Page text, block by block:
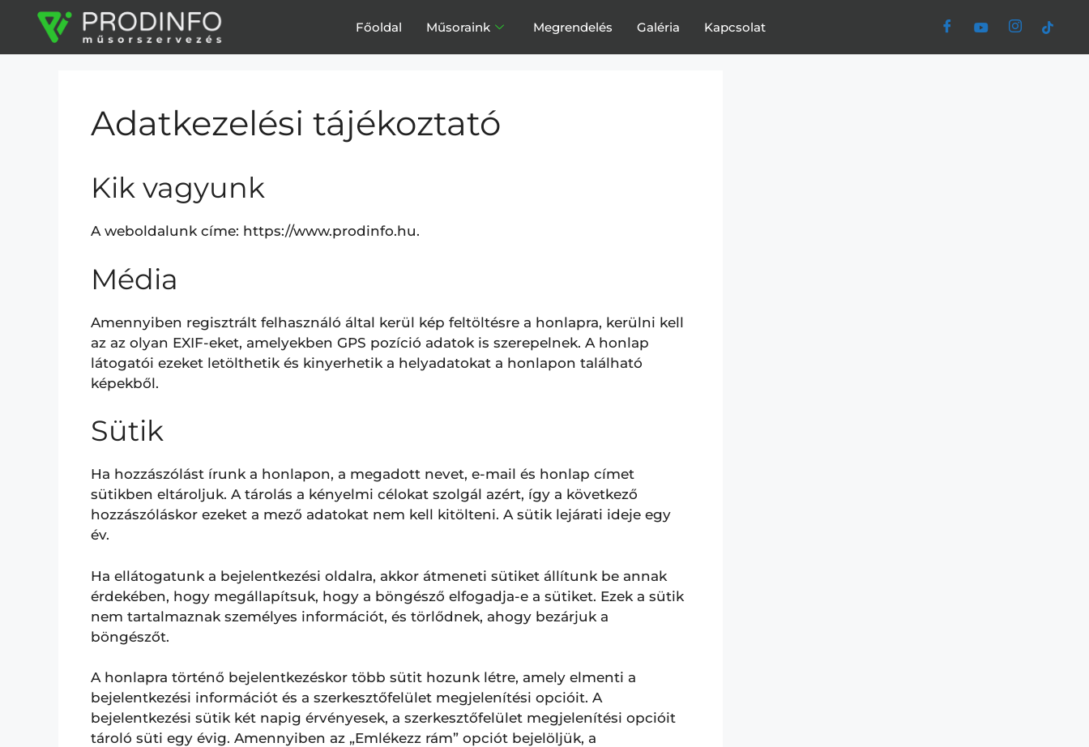
Főoldal Műsoraink Megrendelés Galéria Kapcsolat
Adatkezelési tájékoztató
Kik vagyunk
A weboldalunk címe: https://www.prodinfo.hu.
Média
Amennyiben regisztrált felhasználó által kerül kép feltöltésre a honlapra, kerülni kell
az az olyan EXIF-eket, amelyekben GPS pozíció adatok is szerepelnek. A honlap
látogatói ezeket letölthetik és kinyerhetik a helyadatokat a honlapon található
képekből.
Sütik
Ha hozzászólást írunk a honlapon, a megadott nevet, e-mail és honlap címet
sütikben eltároljuk. A tárolás a kényelmi célokat szolgál azért, így a következő
hozzászóláskor ezeket a mező adatokat nem kell kitölteni. A sütik lejárati ideje egy
év.
Ha ellátogatunk a bejelentkezési oldalra, akkor átmeneti sütiket állítunk be annak
érdekében, hogy megállapítsuk, hogy a böngésző elfogadja-e a sütiket. Ezek a sütik
nem tartalmaznak személyes információt, és törlődnek, ahogy bezárjuk a
böngészőt.
A honlapra történő bejelentkezéskor több sütit hozunk létre, amely elmenti a
bejelentkezési információt és a szerkesztőfelület megjelenítési opcióit. A
bejelentkezési sütik két napig érvényesek, a szerkesztőfelület megjelenítési opcióit
tároló süti egy évig. Amennyiben az „Emlékezz rám” opciót bejelöljük, a